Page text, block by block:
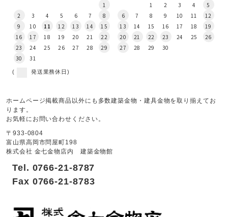
1
2
3 4 5 6 7
8
9
10 11 12 13 14
15
16
17 18 19 20 21
22
23
24 25 26 27 28
29
30
31
1 2 3 4
5
6
7 8 9 10 11
12
13
14 15 16 17 18
19
20
21 22 23 24 25
26
27
28 29 30
( 発送業務休日)
ホームページ掲載商品以外にも多数建築金物・建具金物を取り揃えてお
ります。
お気軽にお問い合わせください。
〒933-0804
富山県高岡市問屋町198
株式会社 金七金物店内 建築金物館
Tel. 0766-21-8787
Fax 0766-21-8783